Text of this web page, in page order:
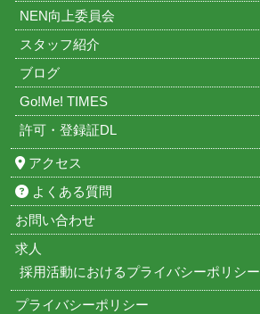
NEN向上委員会
スタッフ紹介
ブログ
Go!Me! TIMES
許可・登録証DL
アクセス
よくある質問
お問い合わせ
求人
採用活動におけるプライバシーポリシー
プライバシーポリシー